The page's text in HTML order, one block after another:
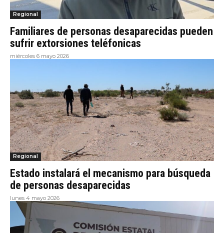
Regional
Familiares de personas desaparecidas pueden
sufrir extorsiones teléfonicas
miércoles 6 mayo 2026
Regional
Estado instalará el mecanismo para búsqueda
de personas desaparecidas
lunes 4 mayo 2026